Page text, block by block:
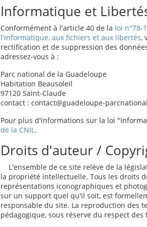
Informatique et
Conformément à l'article 40 de la loi n°78-
l'informatique, aux fichiers et aux libertés,
rectification et de suppression des
adressez-vous à :
Parc national de la Guadeloupe
Habitation Beausoleil
97120 Saint-Claude
contact : contact@guadeloupe-
Pour plus d'informations sur la loi
de la CNIL.
Droits d'auteur /
L'ensemble de ce site relève de la
la propriété intellectuelle. Tous les droits
représentations iconographiques et
sur un support quel qu'il soit, est
responsable du site. La reproduction des
pédagogique, sous réserve du respect